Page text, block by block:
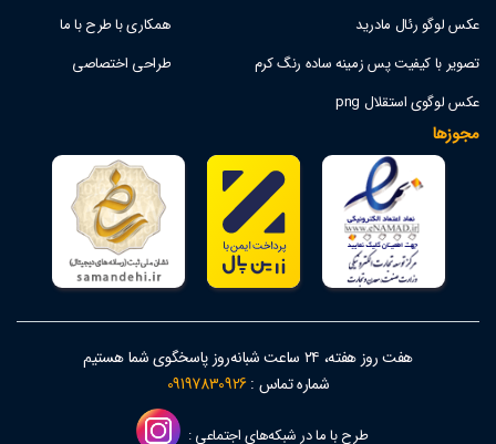
عکس لوگو رئال مادرید
تصویر با کیفیت پس زمینه ساده رنگ کرم
عکس لوگوی استقلال png
همکاری با طرح با ما
طراحی اختصاصی
مجوزها
هفت روز هفته، ۲۴ ساعت شبانه‌روز پاسخگوی شما هستیم
شماره تماس :09197830926
طرح با ما در شبکه‌های اجتماعی :